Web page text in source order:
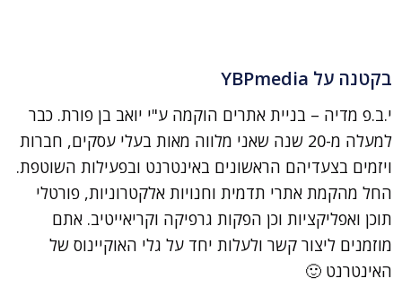
בקטנה על YBPmedia
י.ב.פ מדיה – בניית אתרים הוקמה ע"י יואב בן פורת. כבר
למעלה מ-20 שנה שאני מלווה מאות בעלי עסקים, חברות
ויזמים בצעדיהם הראשונים באינטרנט ובפעילות השוטפת.
החל מהקמת אתרי תדמית וחנויות אלקטרוניות, פורטלי
תוכן ואפליקציות וכן הפקות גרפיקה וקריאייטיב. אתם
מוזמנים ליצור קשר ולעלות יחד על גלי האוקיינוס של
האינטרנט 🙂